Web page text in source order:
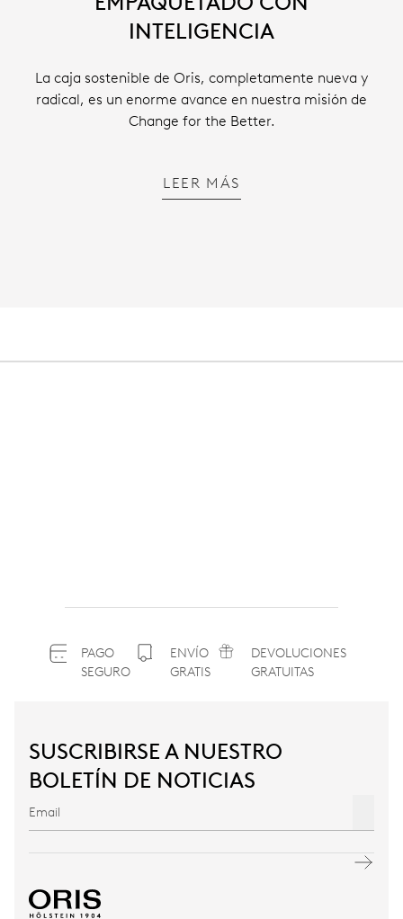
INTELIGENCIA
La caja sostenible de Oris, completamente nueva y
radical, es un enorme avance en nuestra misión de
Change for the Better.
LEER MÁS
PAGO
SEGURO
ENVÍO
GRATIS
DEVOLUCIONES
GRATUITAS
SUSCRIBIRSE A NUESTRO
BOLETÍN DE NOTICIAS